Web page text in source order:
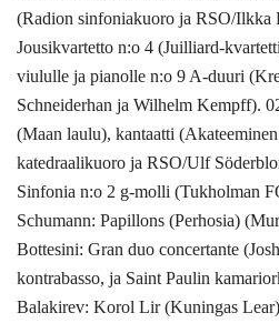
(Radion sinfoniakuoro ja RSO/Ilkka
Jousikvartetto n:o 4 (Juilliard-
viululle ja pianolle n:o 9 A-duuri
Schneiderhan ja Wilhelm Kempff).
(Maan laulu), kantaatti
katedraalikuoro ja RSO/Ulf
Sinfonia n:o 2 g-molli (Tukholman
Schumann: Papillons (Perhosia)
Bottesini: Gran duo concertante
kontrabasso, ja Saint Paulin
Balakirev: Korol Lir (Kuningas